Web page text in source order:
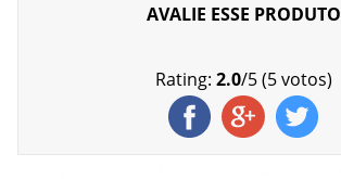
AVALIE ESSE PRODUTO
Rating: 2.0/5(5votos)